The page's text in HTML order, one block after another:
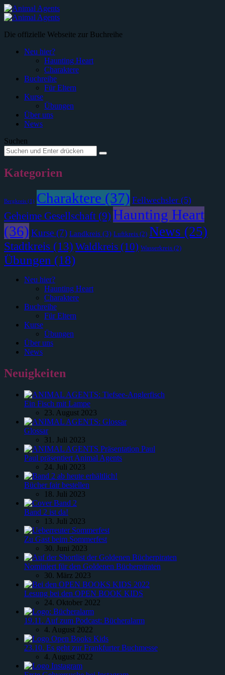
Menü
Suche
Die offizielle Webseite zur Buchreihe
Neu hier?
Haunting Heart
Charaktere
Buchreihe
Für Eltern
Kurse
Übungen
Über uns
News
Suchen
Suche
nach:
Suche
Kategorien
Bergkreis (1) Charaktere (37) Fellwechsler (5)
Geheime Gesellschaft (9) Haunting Heart
(36) Kurse (7) Landkreis (3) Luftkreis (2) News (25)
Stadtkreis (13) Waldkreis (10) Wasserkreis (2)
Übungen (18)
Neu hier?
Haunting Heart
Charaktere
Buchreihe
Für Eltern
Kurse
Übungen
Über uns
News
Neuigkeiten
Ein Fisch mit Lampe
23. August 2023
Glossar
31. Juli 2023
Paul präsentiert Animal Agents
24. Juli 2023
Bücher fair bestellen
18. Juli 2023
Band 2 ist da!
13. Juli 2023
Zu Gast beim Sommerfest
30. Juni 2023
Nominiert für den Goldenen Bücherpiraten
30. März 2023
Lesung bei den OPEN BOOK KIDS
24. Oktober 2022
19.11. Auf zum Podcast: Bücheralarm
4. August 2022
23.10. Es geht zur Frankfurter Buchmesse
4. August 2022